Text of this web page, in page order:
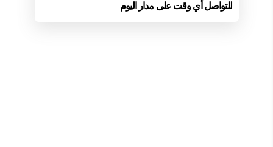
للتواصل أي وقت على مدار اليوم